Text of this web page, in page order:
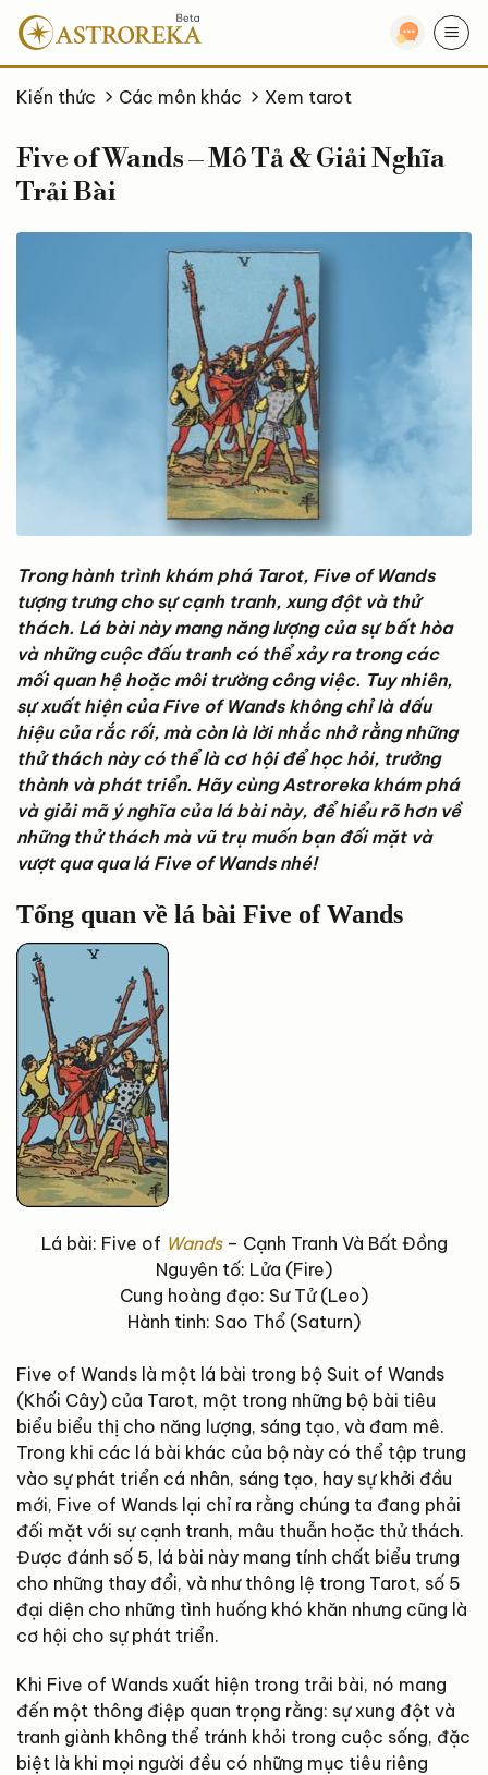
qua
nội
dungKiến thức Các môn khác Xem tarot
Five of Wands – Mô Tả & Giải Nghĩa
Trải Bài
Trong hành trình khám phá Tarot, Five of Wands
tượng trưng cho sự cạnh tranh, xung đột và thử
thách. Lá bài này mang năng lượng của sự bất hòa
và những cuộc đấu tranh có thể xảy ra trong các
mối quan hệ hoặc môi trường công việc. Tuy nhiên,
sự xuất hiện của Five of Wands không chỉ là dấu
hiệu của rắc rối, mà còn là lời nhắc nhở rằng những
thử thách này có thể là cơ hội để học hỏi, trưởng
thành và phát triển. Hãy cùng Astroreka khám phá
và giải mã ý nghĩa của lá bài này, để hiểu rõ hơn về
những thử thách mà vũ trụ muốn bạn đối mặt và
vượt qua qua lá Five of Wands nhé!
Tổng quan về lá bài Five of Wands
Lá bài: Five of Wands– Cạnh Tranh Và Bất Đồng
Nguyên tố: Lửa (Fire)
Cung hoàng đạo: Sư Tử (Leo)
Hành tinh: Sao Thổ (Saturn)
Five of Wands là một lá bài trong bộ Suit of Wands
(Khối Cây) của Tarot, một trong những bộ bài tiêu
biểu biểu thị cho năng lượng, sáng tạo, và đam mê.
Trong khi các lá bài khác của bộ này có thể tập trung
vào sự phát triển cá nhân, sáng tạo, hay sự khởi đầu
mới, Five of Wands lại chỉ ra rằng chúng ta đang phải
đối mặt với sự cạnh tranh, mâu thuẫn hoặc thử thách.
Được đánh số 5, lá bài này mang tính chất biểu trưng
cho những thay đổi, và như thông lệ trong Tarot, số 5
đại diện cho những tình huống khó khăn nhưng cũng là
cơ hội cho sự phát triển.
Khi Five of Wands xuất hiện trong trải bài, nó mang
đến một thông điệp quan trọng rằng: sự xung đột và
tranh giành không thể tránh khỏi trong cuộc sống, đặc
biệt là khi mọi người đều có những mục tiêu riêng